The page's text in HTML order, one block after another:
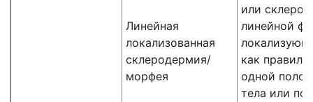
Линейная
локализованная
склеродермия/
морфея
или
линейной
как
одной
тела или по